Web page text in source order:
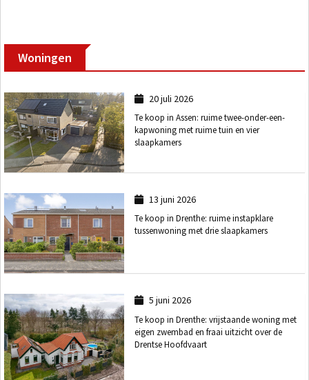
Woningen
20 juli 2026
Te koop in Assen: ruime twee-onder-een-
kapwoning met ruime tuin en vier
slaapkamers
13 juni 2026
Te koop in Drenthe: ruime instapklare
tussenwoning met drie slaapkamers
5 juni 2026
Te koop in Drenthe: vrijstaande woning met
eigen zwembad en fraai uitzicht over de
Drentse Hoofdvaart